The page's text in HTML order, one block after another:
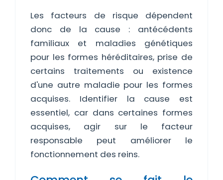
Les facteurs de risque dépendent
donc de la cause : antécédents
familiaux et maladies génétiques
pour les formes héréditaires, prise de
certains traitements ou existence
d'une autre maladie pour les formes
acquises. Identifier la cause est
essentiel, car dans certaines formes
acquises, agir sur le facteur
responsable peut améliorer le
fonctionnement des reins.